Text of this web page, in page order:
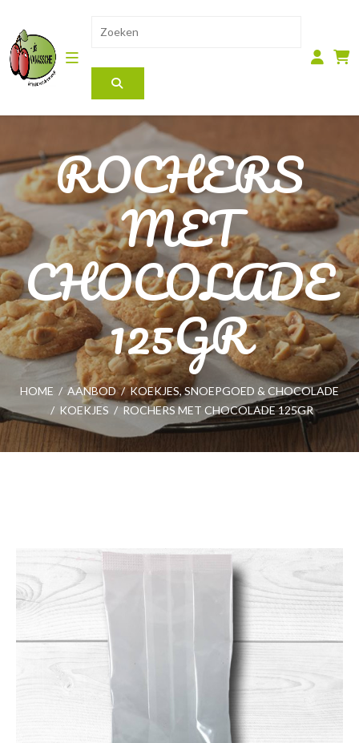
ROCHERS
MET
CHOCOLADE
125GR
HOME / AANBOD / KOEKJES, SNOEPGOED & CHOCOLADE
/ KOEKJES / ROCHERS MET CHOCOLADE 125GR